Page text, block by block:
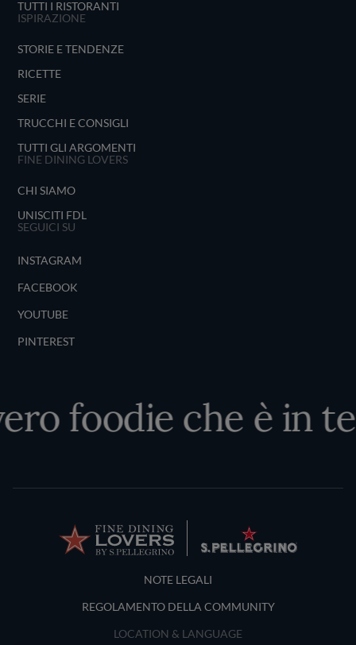
TUTTI I RISTORANTI
ISPIRAZIONE
STORIE E TENDENZE
RICETTE
SERIE
TRUCCHI E CONSIGLI
TUTTI GLI ARGOMENTI
FINE DINING LOVERS
CHI SIAMO
UNISCITI FDL
SEGUICI SU
INSTAGRAM
FACEBOOK
YOUTUBE
PINTEREST
foodie che è in te
Terms and Conditions
NOTE LEGALI
REGOLAMENTO DELLA COMMUNITY
LOCATION & LANGUAGE